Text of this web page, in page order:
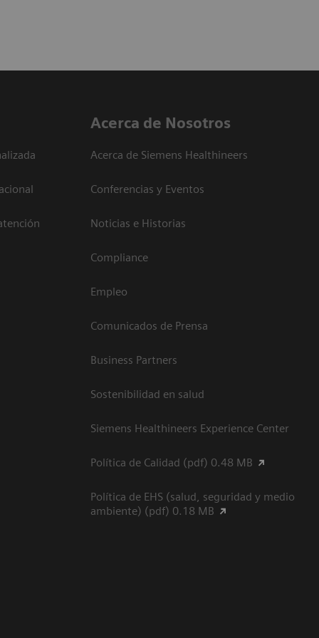
Acerca de Nosotros
Acerca de Siemens Healthineers
Conferencias y Eventos
Noticias e Historias
Compliance
Empleo
Comunicados de Prensa
Business Partners
Sostenibilidad en salud
Siemens Healthineers Experience Center
Política de Calidad (pdf) 0.48 MB
Política de EHS (salud, seguridad y medio
ambiente) (pdf) 0.18 MB